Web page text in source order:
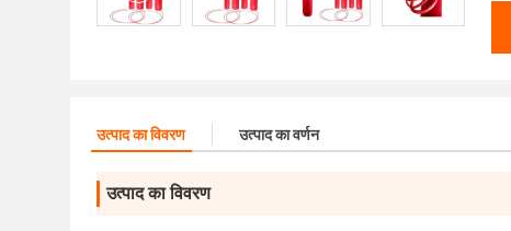
उत्पाद का विवरण उत्पाद का वर्णन
उत्पाद का विवरण